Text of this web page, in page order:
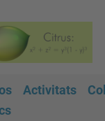
Activitats